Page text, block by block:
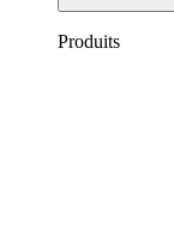
Produits